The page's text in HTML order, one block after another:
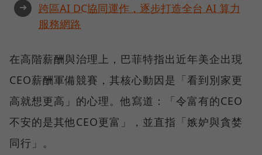
➜
跨區AI DC協同運作，逐步打造全台 AI 算力
服務網路
在高階薪酬與治理上，巴菲特指出近年美企出現
CEO薪酬軍備競賽，其核心動因是「看到別家更
高就想更高」的心理。他寫道：「令富有的CEO
不安的是其他CEO更富」，並直指「嫉妒與貪婪
同行」。